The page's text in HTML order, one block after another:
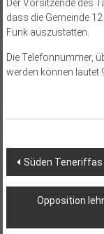
Der Vorsitzende des
dass die Gemeinde
Funk auszustatten.
Die Telefonnummer,
werden können lautet
Süden
Opposition